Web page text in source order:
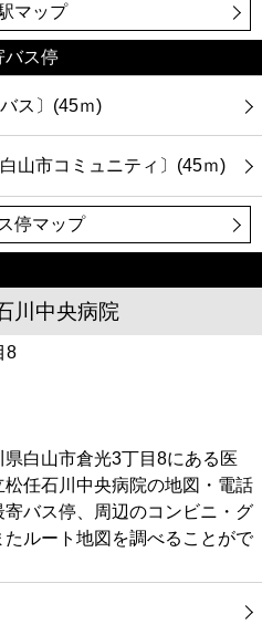
マップ
バス停
ス〕(45ｍ)
山市コミュニティ〕(45ｍ)
停マップ
川中央病院
8
白山市倉光3丁目8にある医
任石川中央病院の地図・電話
バス停、周辺のコンビニ・グ
ルート地図を調べることがで